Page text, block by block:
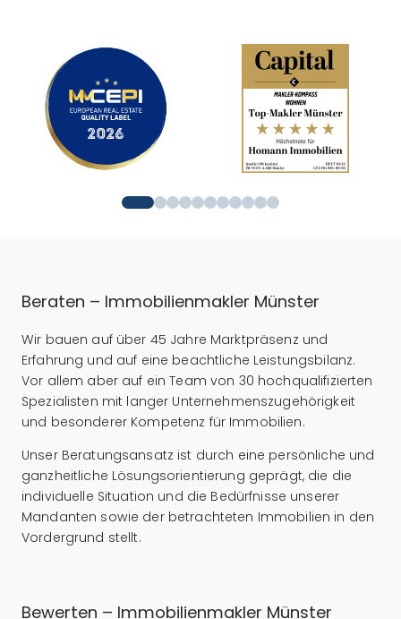
Beraten – Immobilienmakler Münster
Wir bauen auf über 45 Jahre Marktpräsenz und
Erfahrung und auf eine beachtliche Leistungsbilanz.
Vor allem aber auf ein Team von 30 hochqualifizierten
Spezialisten mit langer Unternehmenszugehörigkeit
und besonderer Kompetenz für Immobilien.
Unser Beratungsansatz ist durch eine persönliche und
ganzheitliche Lösungsorientierung geprägt, die die
individuelle Situation und die Bedürfnisse unserer
Mandanten sowie der betrachteten Immobilien in den
Vordergrund stellt.
Bewerten – Immobilienmakler Münster